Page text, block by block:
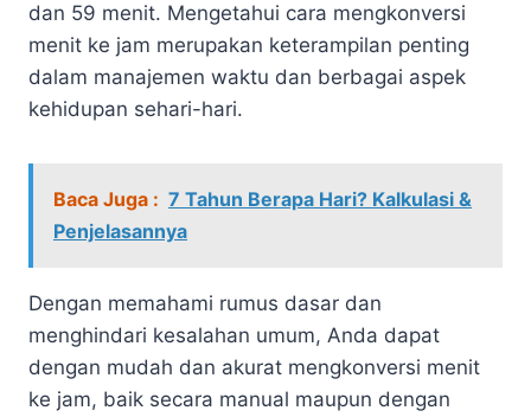
dan 59 menit. Mengetahui cara mengkonversi
menit ke jam merupakan keterampilan penting
dalam manajemen waktu dan berbagai aspek
kehidupan sehari-hari.
Baca Juga : 7 Tahun Berapa Hari? Kalkulasi &
Penjelasannya
Dengan memahami rumus dasar dan
menghindari kesalahan umum, Anda dapat
dengan mudah dan akurat mengkonversi menit
ke jam, baik secara manual maupun dengan